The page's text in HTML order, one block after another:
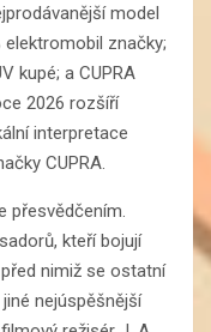
model
elektromobil značky;
kupé; a CUPRA
2026 rozšíří
interpretace
CUPRA.
přesvědčením.
kteří bojují
nimiž se ostatní
nejúspěšnější